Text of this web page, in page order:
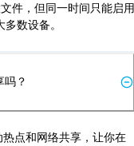
件，但同一时间只能启用
数设备。
吗？
点和网络共享，让你在